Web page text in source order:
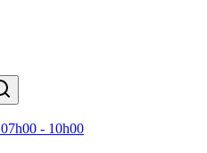
07h00 - 10h00